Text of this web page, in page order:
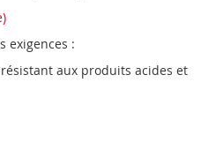
exigences :
aux produits acides et